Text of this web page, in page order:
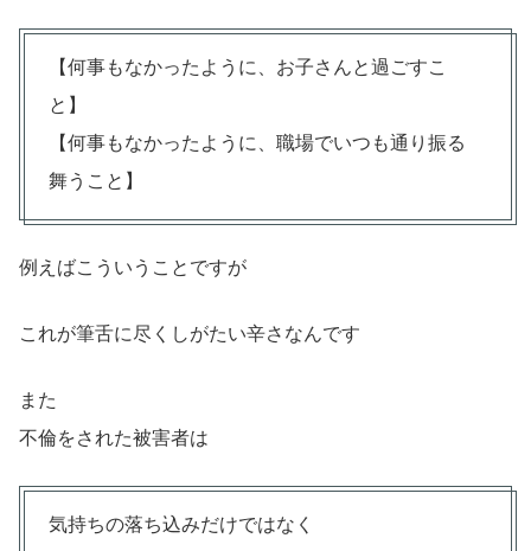
【何事もなかったように、お子さんと過ごすこ
と】
【何事もなかったように、職場でいつも通り振る
舞うこと】
例えばこういうことですが
これが筆舌に尽くしがたい辛さなんです
また
不倫をされた被害者は
気持ちの落ち込みだけではなく